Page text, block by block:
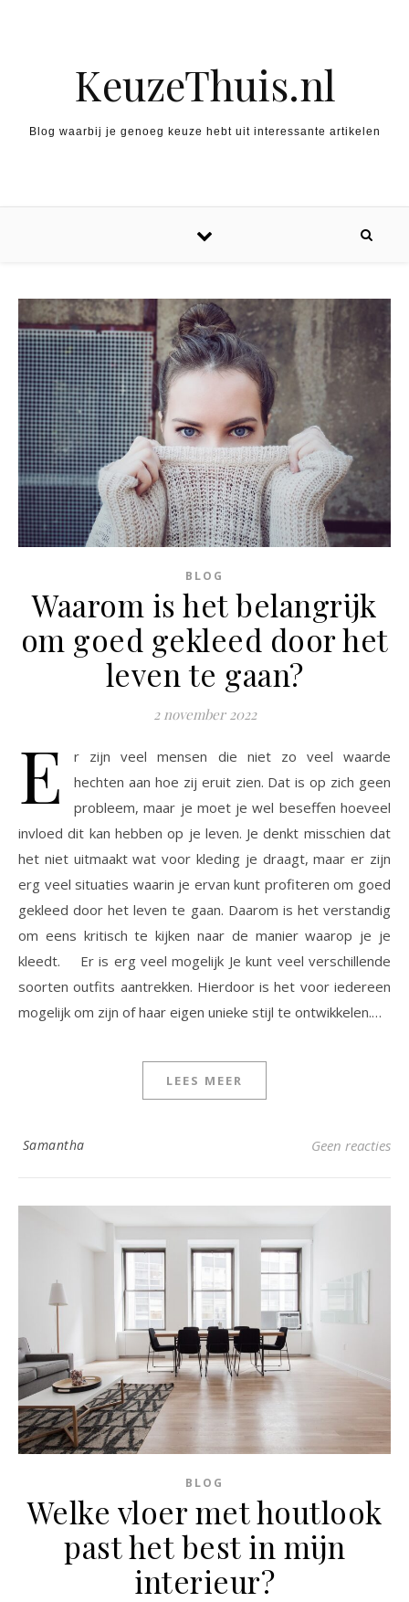
KeuzeThuis.nl
Blog waarbij je genoeg keuze hebt uit interessante artikelen
BLOG
Waarom is het belangrijk
om goed gekleed door het
leven te gaan?
2 november 2022
E
r zijn veel mensen die niet zo veel waarde
hechten aan hoe zij eruit zien. Dat is op zich geen
probleem, maar je moet je wel beseffen hoeveel
invloed dit kan hebben op je leven. Je denkt misschien dat
het niet uitmaakt wat voor kleding je draagt, maar er zijn
erg veel situaties waarin je ervan kunt profiteren om goed
gekleed door het leven te gaan. Daarom is het verstandig
om eens kritisch te kijken naar de manier waarop je je
kleedt. Er is erg veel mogelijk Je kunt veel verschillende
soorten outfits aantrekken. Hierdoor is het voor iedereen
mogelijk om zijn of haar eigen unieke stijl te ontwikkelen.…
LEES MEER
Samantha Geen reacties
BLOG
Welke vloer met houtlook
past het best in mijn
interieur?